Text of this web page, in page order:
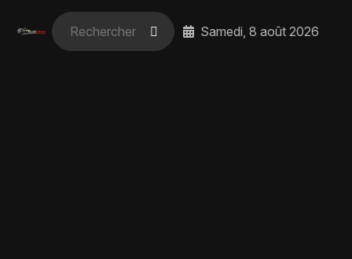
Samedi, 8 août 2026